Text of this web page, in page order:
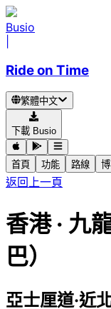
Busio
Ride on Time
繁體中文
下載 Busio
首頁 功能 路線
返回上一頁
香港· 九
巴）
亞士厘道·近